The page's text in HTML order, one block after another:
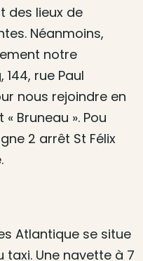
des lieux de
Néanmoins,
notre
rue Paul
nous rejoindre en
Bruneau ». Pou
2 arrêt St Félix
Atlantique se situe
taxi. Une navette à 7